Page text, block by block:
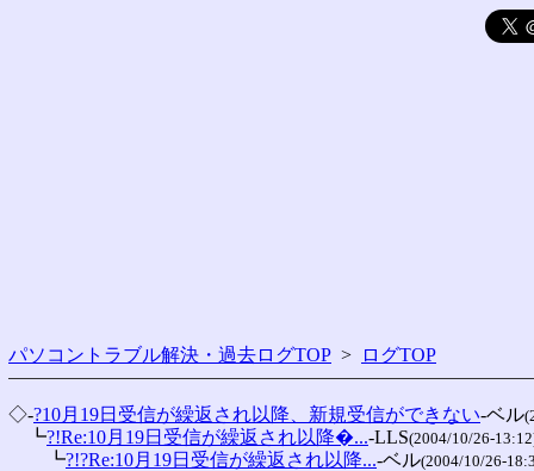
パソコントラブル解決・過去ログTOP > ログTOP
◇-?10月19日受信が繰返され以降、新規受信ができない-ベル
┗?!Re:10月19日受信が繰返され以降�...-LLS(2004/10/26-
┗?!?Re:10月19日受信が繰返され以降...-ベル(2004/10/26-